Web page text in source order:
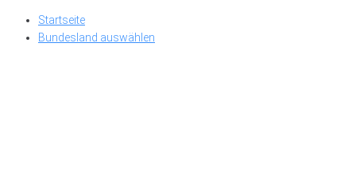
Skip
Startseite
Bundesland auswählen